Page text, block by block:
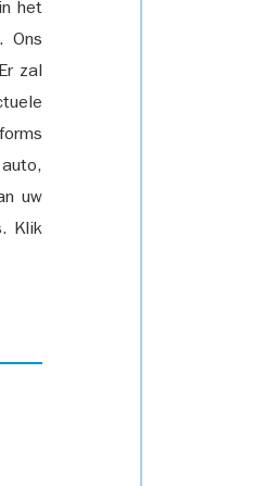
het
Ons
zal
uw
Klik